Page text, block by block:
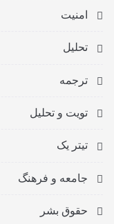
امنیت
تحلیل
ترجمه
تویت و تحلیل
تیتر یک
جامعه و فرهنگ
حقوق بشر